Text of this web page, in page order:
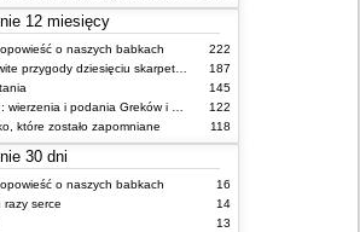
12 miesięcy
opowieść o naszych babkach
222
Niesamowite przygody dziesięciu skarpetek (czterech prawych i sześciu lewych)
187
145
Mitologia : wierzenia i podania Greków i Rzymian
122
które zostało zapomniane
118
30 dni
opowieść o naszych babkach
16
razy serce
14
13